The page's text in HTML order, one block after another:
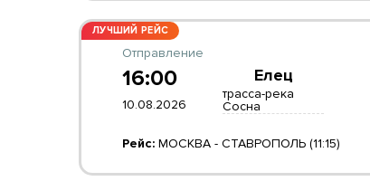
ЛУЧШИЙ РЕЙС
Отправление
16:00
10.08.2026
Елец
трасса-река
Сосна
Рейс: МОСКВА - СТАВРОПОЛЬ (11:15)